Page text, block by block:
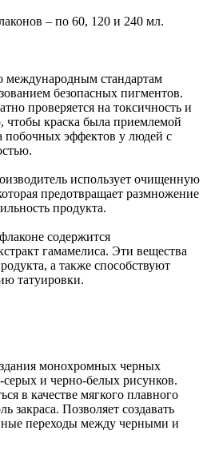
– по 60, 120 и 240 мл.
международным стандартам
безопасных пигментов.
проверяется на токсичность и
чтобы краска была приемлемой
побочных эффектов у людей с
использует очищенную
предотвращает размножение
продукта.
содержится
гамамелиса. Эти вещества
а также способствуют
татуировки.
монохромных черных
серых и черно-белых рисунков.
в качестве мягкого плавного
закраса. Позволяет создавать
переходы между черными и